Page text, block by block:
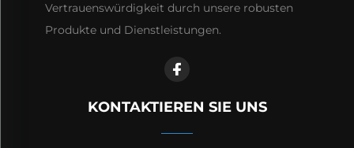
Vertrauenswürdigkeit durch unsere robusten
Produkte und Dienstleistungen.
KONTAKTIEREN SIE UNS